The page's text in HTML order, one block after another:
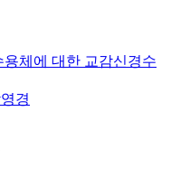
체에 대한 교감신경수
경